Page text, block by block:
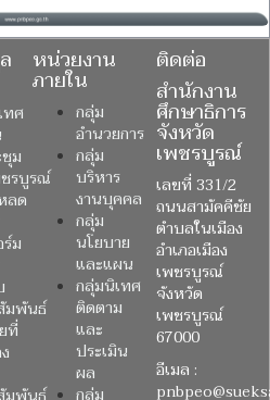
ทศ
ม
รบูรณ์
ลด
ม
มพันธ์
ที่
หน่วยงาน
ภายใน
กลุ่ม
อำนวยการ
กลุ่ม
บริหาร
งานบุคคล
กลุ่ม
นโยบาย
และแผน
กลุ่มนิเทศ
ติดตาม
และ
ประเมิน
ผล
ติดต่อ
สำนักงาน
ศึกษาธิการ
จังหวัด
เพชรบูรณ์
เลขที่ 331/2
ถนนสามัคคีชัย
ตำบลในเมือง
อำเภอเมือง
เพชรบูรณ์
จังหวัด
เพชรบูรณ์
67000
อีเมล :